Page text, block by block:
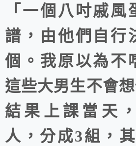
「一個八吋戚
譜，由他們自行
個。我原以為不
這些大男生不會
結果上課當天
人，分成3組，